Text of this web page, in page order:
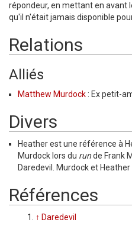
répondeur, en mettant en avant
qu'il n'était jamais disponible
Relations
Alliés
Matthew Murdock : Ex petit-
Divers
Heather est une référence à
Murdock lors du runde Frank
Daredevil. Murdock et
Références
↑ Daredevil